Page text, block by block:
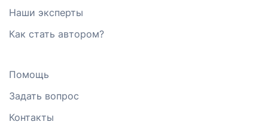
Наши эксперты
Как стать автором?
Помощь
Задать вопрос
Контакты